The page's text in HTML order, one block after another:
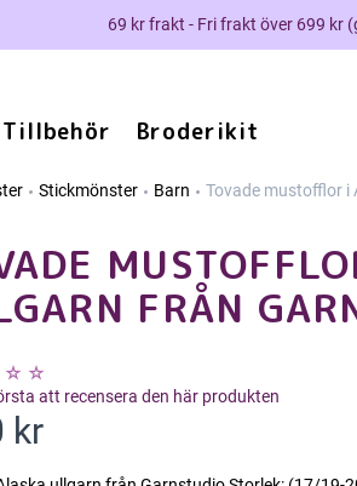
69 kr frakt - Fri frakt över 699 kr
Tillbehör Broderikit
Stickmönster Barn Tovade mustofflor i
FRÅN
att recensera den här produkten
kr